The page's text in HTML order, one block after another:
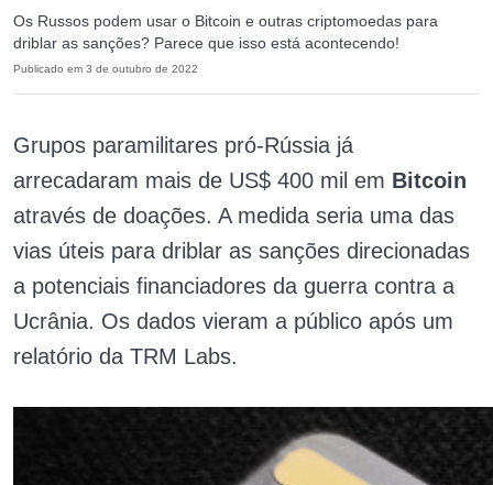
Os Russos podem usar o Bitcoin e outras criptomoedas para
driblar as sanções? Parece que isso está acontecendo!
Publicado em 3 de outubro de 2022
Grupos paramilitares pró-Rússia já
arrecadaram mais de US$ 400 mil em Bitcoin
através de doações. A medida seria uma das
vias úteis para driblar as sanções direcionadas
a potenciais financiadores da guerra contra a
Ucrânia. Os dados vieram a público após um
relatório da TRM Labs.